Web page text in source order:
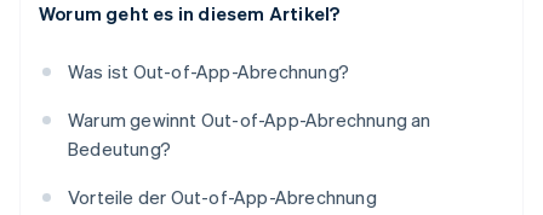
Worum geht es in diesem Artikel?
Was ist Out-of-App-Abrechnung?
Warum gewinnt Out-of-App-Abrechnung an
Bedeutung?
Vorteile der Out-of-App-Abrechnung